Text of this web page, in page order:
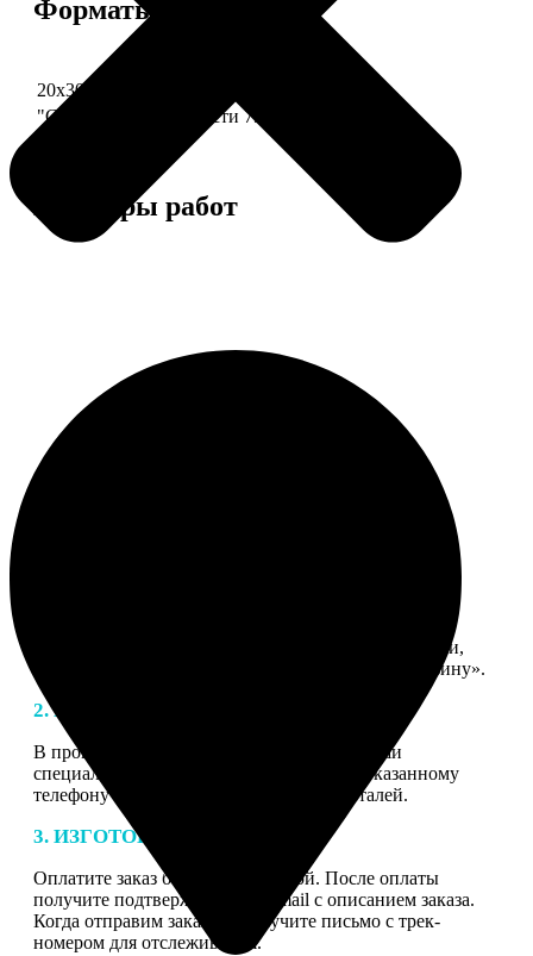
Форматы и цены
Услуга
20х30 110 частей
"Сердце" 20х20 74 части 790
Примеры работ
Нажмите «Сделать заказ», выберите тип продукции,
загрузите фотографии, нажмите «Добавить в корзину».
2. МАКЕТ
В процессе подготовки заказа к печати наши
специалисты могут связаться с Вами по указанному
телефону или email для согласования деталей.
3. ИЗГОТОВЛЕНИЕ
Оплатите заказ банковской картой. После оплаты
получите подтверждение на email с описанием заказа.
Когда отправим заказ вы получите письмо с трек-
номером для отслеживания.